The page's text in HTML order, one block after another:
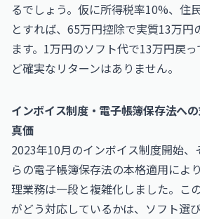
るでしょう。仮に所得税率10%、住
とすれば、65万円控除で実質13万円
ます。1万円のソフト代で13万円戻
ど確実なリターンはありません。
インボイス制度・電子帳簿保存法へ
真価
2023年10月のインボイス制度開始
らの電子帳簿保存法の本格適用によ
理業務は一段と複雑化しました。こ
がどう対応しているかは、ソフト選